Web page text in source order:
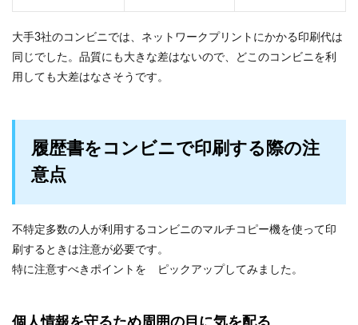
大手3社のコンビニでは、ネットワークプリントにかかる印刷代は
同じでした。品質にも大きな差はないので、どこのコンビニを利
用しても大差はなさそうです。
履歴書をコンビニで印刷する際の注
意点
不特定多数の人が利用するコンビニのマルチコピー機を使って印
刷するときは注意が必要です。
特に注意すべきポイントを ピックアップしてみました。